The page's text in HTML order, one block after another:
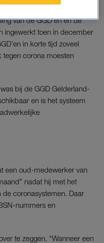
van de GGD’en en de
ingewerkt toen in december
in korte tijd zoveel
corona moesten
bij de GGD Gelderland-
en is het systeem
een oud-medewerker van
nadat hij met het
coronasystemen. Daar
nummers en
te zeggen. “Wanneer een